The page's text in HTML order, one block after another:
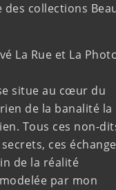
collections
La Rue et La
situe au cœur du
de la banalité la
Tous ces non-
ces
de la réalité
par mon